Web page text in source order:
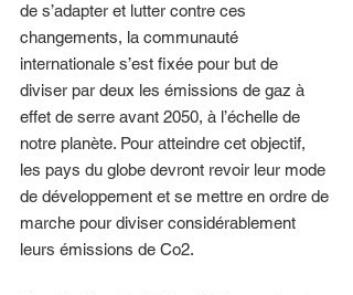
de s’adapter et lutter contre ces
changements, la communauté
internationale s’est fixée pour but de
diviser par deux les émissions de gaz à
effet de serre avant 2050, à l’échelle de
notre planète. Pour atteindre cet objectif,
les pays du globe devront revoir leur mode
de développement et se mettre en ordre de
marche pour diviser considérablement
leurs émissions de Co2.